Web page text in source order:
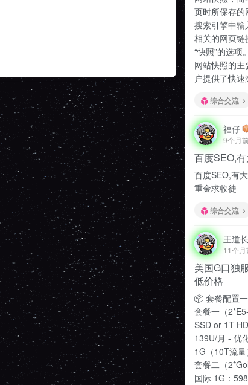
页时所保存
搜索引擎中
相关的网页链
“快照”的选项。
网站快照的
户提供了快
综合交流
福仔
9个月
百度SEO,有
百度SEO,有
重金求收徒
综合交流
美国G口独
低价格
📦 套餐配置
套餐一（
SSD or 1T
139U/月 - 优
1G（10T流
套餐二（
国际 1G：